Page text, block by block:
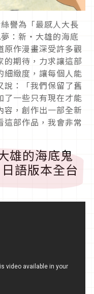
譽為「最感人大長
：新‧大雄的海底
原作漫畫深受許多觀
的期待，力求讓這部
細緻度，讓每個人能
說：「我們保留了舊
了一些只有現在才能
容，創作出一部全新
這部作品，我會非常
雄的海底鬼
語版本全台